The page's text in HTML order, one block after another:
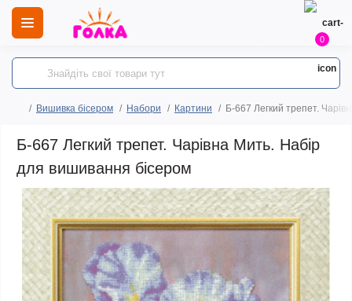
0
Вишивка бісером Набори Картини Б-667 Легкий трепет.
Б-667 Легкий трепет. Чарівна Мить. Набір
для вишивання бісером